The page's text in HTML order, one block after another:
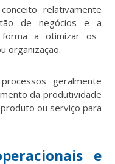
relativamente
de negócios e a
a otimizar os
organização.
geralmente
da produtividade
ou serviço para
e